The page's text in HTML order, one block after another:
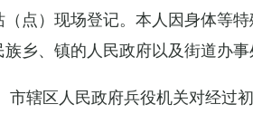
点）现场登记。本人因身体等
乡、镇的人民政府以及街道办事
辖区人民政府兵役机关对经过